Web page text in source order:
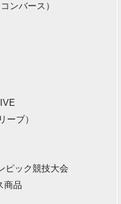
ンバース）
ーブ）
ピック競技大会
商品